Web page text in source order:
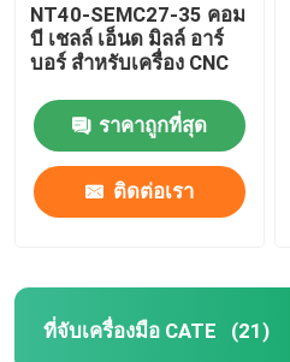
NT40-SEMC27-35 คอม
บี เชลล์ เอ็นด มิลล์ อาร์
บอร์ สําหรับเครื่อง CNC
ราคาถูกที่สุด
ติดต่อเรา
ที่จับเครื่องมือ CATE (21)